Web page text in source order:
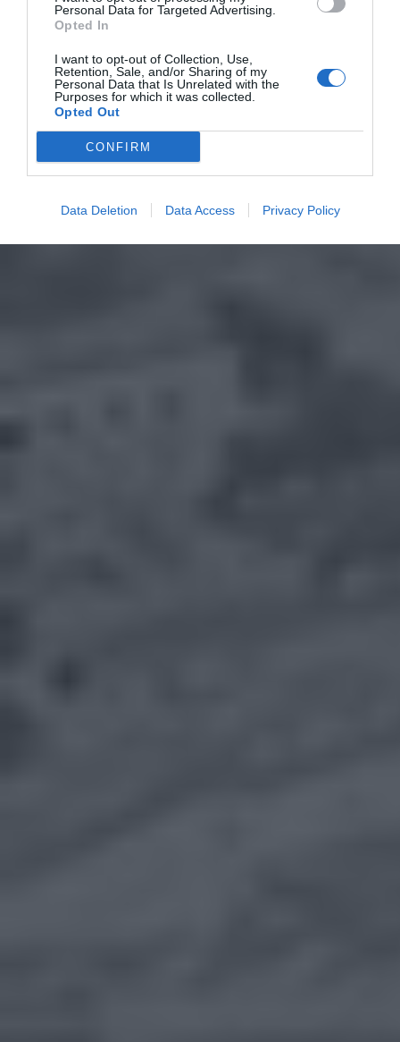
Personal Data for Targeted Advertising.
Opted In
I want to opt-out of Collection, Use,
Retention, Sale, and/or Sharing of my
Personal Data that Is Unrelated with the
Purposes for which it was collected.
Opted Out
CONFIRM
Data Deletion Data Access Privacy Policy